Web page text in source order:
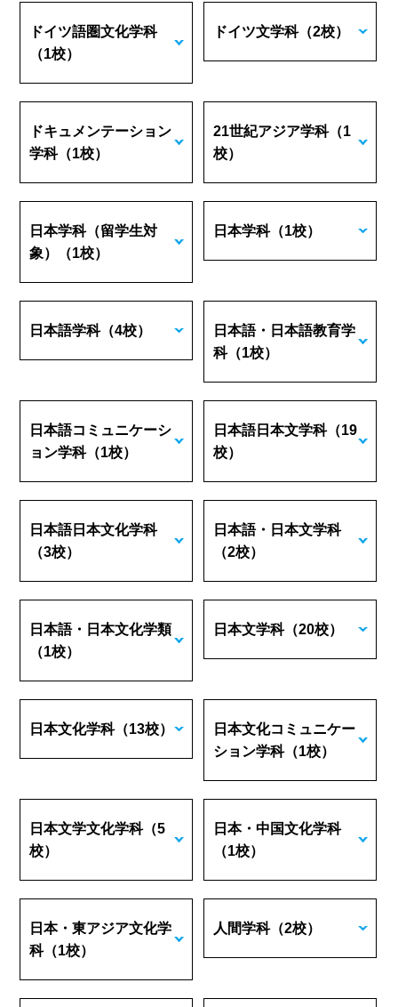
ドイツ語圏文化学科
（1校）
ドイツ文学科（2校）
ドキュメンテーション
学科（1校）
21世紀アジア学科（1
校）
日本学科（留学生対
象）
（1校）
日本学科（1校）
日本語学科（4校）
日本語・日本語教育学
科（1校）
日本語コミュニケーシ
ョン学科（1校）
日本語日本文学科（19
校）
日本語日本文化学科
（3校）
日本語・日本文学科
（2校）
日本語・日本文化学類
（1校）
日本文学科（20校）
日本文化学科（13校）
日本文化コミュニケー
ション学科（1校）
日本文学文化学科（5
校）
日本・中国文化学科
（1校）
日本・東アジア文化学
科（1校）
人間学科（2校）